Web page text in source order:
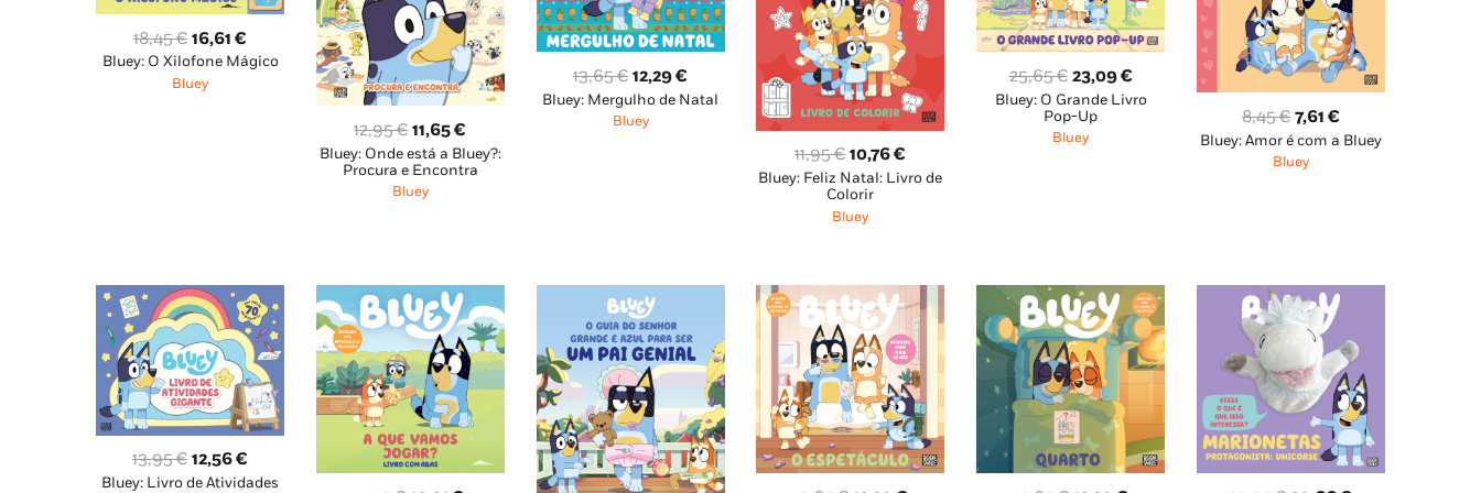
18,45€ O
preço
original
16,61 €
preço
Bluey: O Xilofone Mágico
Bluey
12,95€O
preço
original
11,65€
preço
Bluey: Onde está a Bluey?:
Procura e Encontra
Bluey
13,65€ O
preço
original
12,29€
preço
Bluey: Mergulho de Natal
Bluey
11,95€O
preço
original
10,76€
preço
Bluey: Feliz Natal: Livro de
Colorir
Bluey
25,65€ O
preço
original
23,09€O
preço
Bluey: O Grande Livro
Pop-Up
Bluey
8,45€ O
preço
original
7,61 €O
preço
Bluey: Amor é com a Bluey
Bluey
13,95€ O
preço
12,56€
preço
Bluey: Livro de Atividades